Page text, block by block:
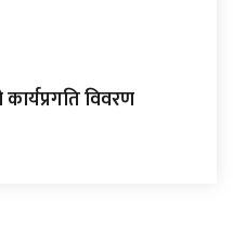
कार्यप्रगति विवरण